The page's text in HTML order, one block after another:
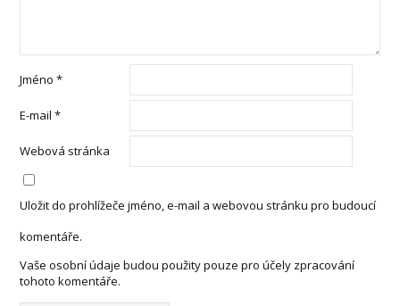
Jméno*
E-mail*
Webová stránka
Uložit do prohlížeče jméno, e-mail a webovou stránku pro budoucí
komentáře.
Vaše osobní údaje budou použity pouze pro účely zpracování
tohoto komentáře.